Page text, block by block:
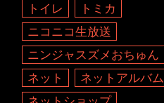
トイレ
トミカ
ニコニコ生放送
ニンジャスズメおちゅん
ネット
ネットアルバム